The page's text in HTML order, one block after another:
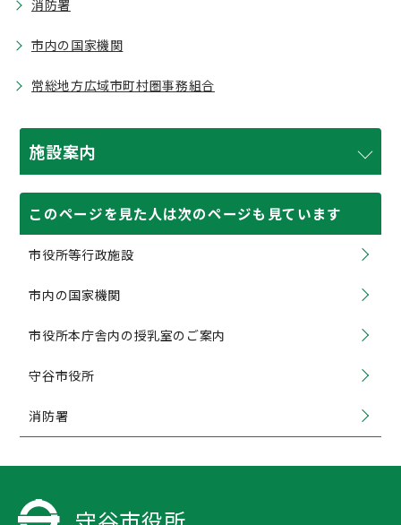
消防署
市内の国家機関
常総地方広域市町村圏事務組合
施設案内
このページを見た人は次のページも見ています
市役所等行政施設
市内の国家機関
市役所本庁舎内の授乳室のご案内
守谷市役所
消防署